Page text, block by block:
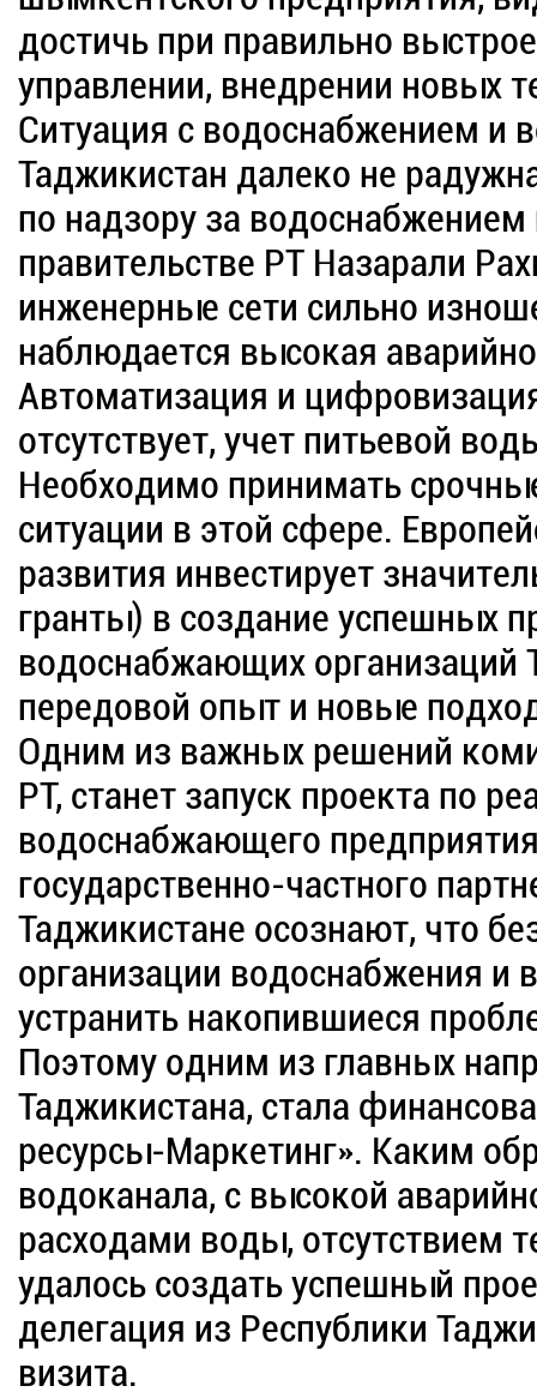
достичь при правильно
управлении, внедрении новых
Ситуация с водоснабжением и
Таджикистан далеко не
по надзору за
правительстве РТ Назарали
инженерные сети сильно
наблюдается высокая
Автоматизация и
отсутствует, учет питьевой
Необходимо принимать
ситуации в этой сфере.
развития инвестирует
гранты) в создание успешных
водоснабжающих организаций
передовой опыт и новые
Одним из важных решений
РТ, станет запуск проекта по
водоснабжающего
государственно-частного
Таджикистане осознают, что
организации водоснабжения и
устранить накопившиеся
Поэтому одним из главных
Таджикистана, стала
ресурсы-Маркетинг». Каким
водоканала, с высокой
расходами воды, отсутствием
удалось создать успешный
делегация из Республики
визита.